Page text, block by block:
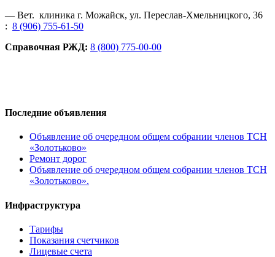
— Вет. клиника г. Можайск, ул. Переслав-Хмельницкого, 36
: 8 (906) 755-61-50
Справочная РЖД: 8 (800) 775-00-00
Последние объявления
Объявление об очередном общем собрании членов ТСН
«Золотьково»
Ремонт дорог
Объявление об очередном общем собрании членов ТСН
«Золотьково».
Инфраструктура
Тарифы
Показания счетчиков
Лицевые счета